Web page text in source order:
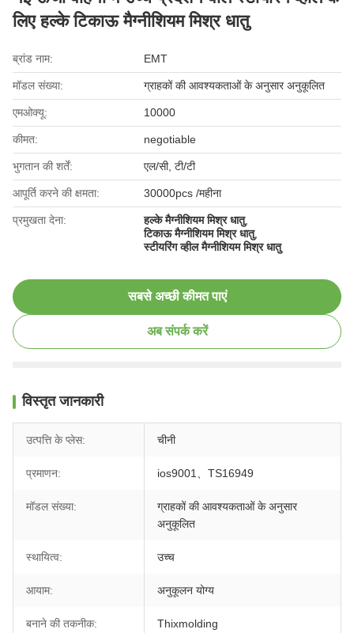
लिए हल्के टिकाऊ मैग्नीशियम मिश्र धातु
ब्रांड नाम: EMT
मॉडल संख्या: ग्राहकों की आवश्यकताओं के अनुसार अनुकूलित
एमओक्यू: 10000
कीमत: negotiable
भुगतान की शर्तें: एल/सी, टी/टी
आपूर्ति करने की क्षमता: 30000pcs /महीना
प्रमुखता देना: हल्के मैग्नीशियम मिश्र धातु,
टिकाऊ मैग्नीशियम मिश्र धातु,
स्टीयरिंग व्हील मैग्नीशियम मिश्र धातु
सबसे अच्छी कीमत पाएं
अब संपर्क करें
विस्तृत जानकारी
उत्पत्ति के प्लेस: चीनी
प्रमाणन: ios9001、TS16949
मॉडल संख्या:
ग्राहकों की आवश्यकताओं के अनुसार
अनुकूलित
स्थायित्व: उच्च
आयाम: अनुकूलन योग्य
बनाने की तकनीक: Thixmolding